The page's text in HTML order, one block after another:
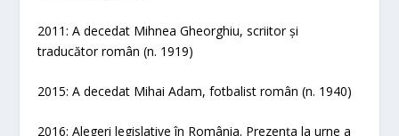
2011: A decedat Mihnea Gheorghiu, scriitor și
traducător român (n. 1919)
2015: A decedat Mihai Adam, fotbalist român (n. 1940)
2016: Alegeri legislative în România. Prezența la urne a